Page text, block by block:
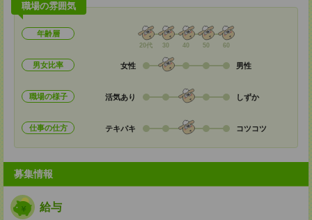
職場の雰囲気
年齢層
20代 30 40 50 60
男女比率 女性 男性
職場の様子 活気あり しずか
仕事の仕方 テキパキ コツコツ
募集情報
給与